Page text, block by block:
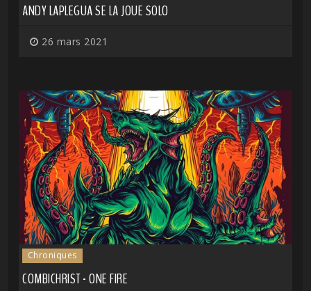
ANDY LAPLEGUA SE LA JOUE SOLO
26 mars 2021
Chroniques
COMBICHRIST - ONE FIRE